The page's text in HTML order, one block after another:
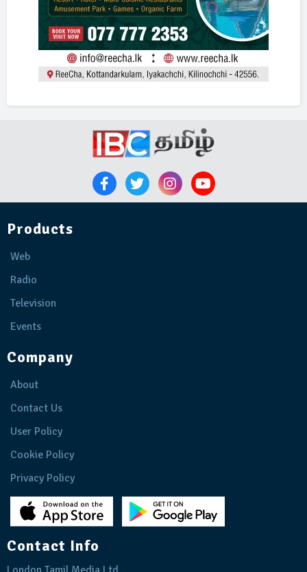
Products
Web
Radio
Television
Events
Company
About
Contact Us
User Policy
Cookie Policy
Privacy Policy
Contact Info